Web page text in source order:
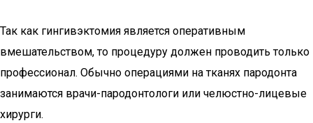
Так как гингивэктомия является оперативным
вмешательством, то процедуру должен проводить только
профессионал. Обычно операциями на тканях пародонта
занимаются врачи-пародонтологи или челюстно-лицевые
хирурги.